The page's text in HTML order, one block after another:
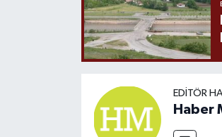
EDITÖR
Haber